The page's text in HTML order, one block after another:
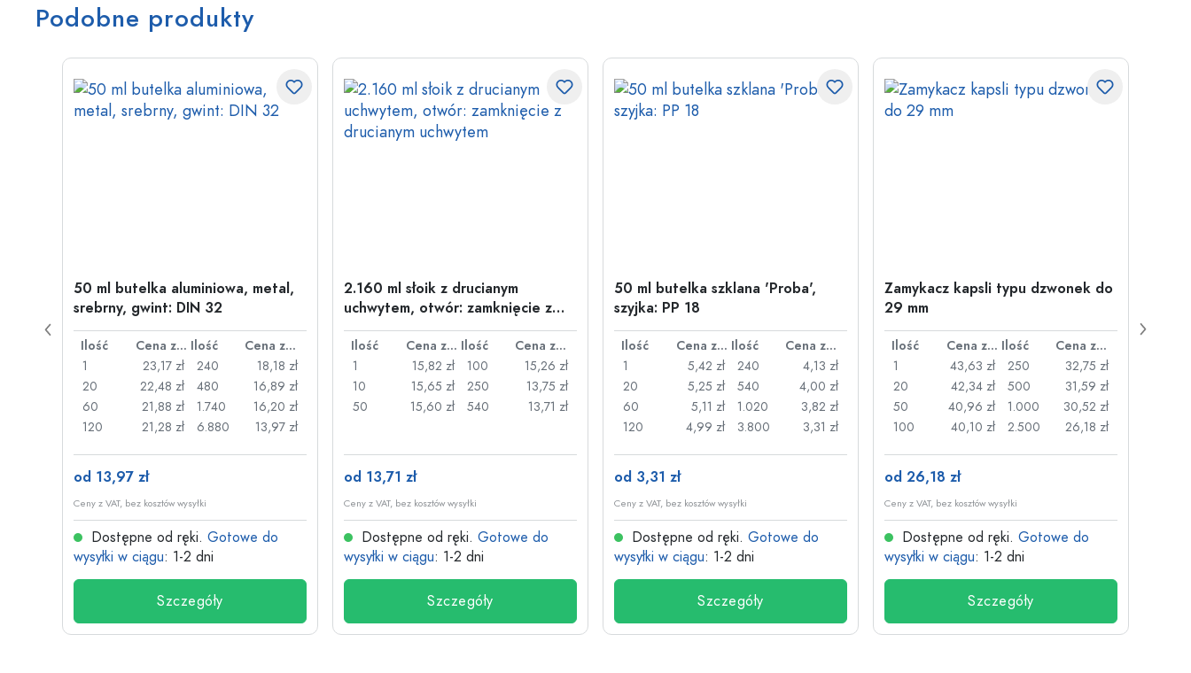
Podobne produkty
50 ml butelka aluminiowa, metal,
srebrny, gwint: DIN 32
Ilość Cena za sztukę Ilość
Cena za sztukę
1
23,17 zł
20
22,48 zł
60
21,88 zł
120
21,28 zł
240
18,18 zł
480
16,89 zł
1.740
16,20 zł
6.880
13,97 zł
od 13,97 zł
Ceny z VAT, bez kosztów wysyłki
Dostępne od ręki. Gotowe do
wysyłki w ciągu: 1-2 dni
Szczegóły
2.160 ml słoik z drucianym
uchwytem, otwór: zamknięcie z
drucianym uchwytem
Ilość Cena za sztukę Ilość
Cena za sztukę
1
15,82 zł
10
15,65 zł
50
15,60 zł
100
15,26 zł
250
13,75 zł
540
13,71 zł
od 13,71 zł
Ceny z VAT, bez kosztów wysyłki
Dostępne od ręki. Gotowe do
wysyłki w ciągu: 1-2 dni
Szczegóły
50 ml butelka szklana 'Proba',
szyjka: PP 18
Ilość Cena za sztukę Ilość
Cena za sztukę
1
5,42 zł
20
5,25 zł
60
5,11 zł
120
4,99 zł
240
4,13 zł
540
4,00 zł
1.020
3,82 zł
3.800
3,31 zł
od 3,31 zł
Ceny z VAT, bez kosztów wysyłki
Dostępne od ręki. Gotowe do
wysyłki w ciągu: 1-2 dni
Szczegóły
Zamykacz kapsli typu dzwonek do
29 mm
Ilość Cena za sztukę Ilość
Cena za sztukę
1
43,63 zł
20
42,34 zł
50
40,96 zł
100
40,10 zł
250
32,75 zł
500
31,59 zł
1.000
30,52 zł
2.500
26,18 zł
od 26,18 zł
Ceny z VAT, bez kosztów wysyłki
Dostępne od ręki. Gotowe do
wysyłki w ciągu: 1-2 dni
Szczegóły